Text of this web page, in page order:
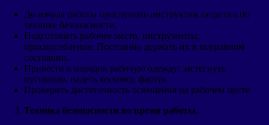
До начала работы прослушать инструктаж педагога по
технике безопасности.
Подготовить рабочее место, инструменты,
приспособления. Постоянно держать их в исправном
состоянии.
Привести в порядок рабочую одежду: застегнуть
пуговицы, надеть косынку, фартук.
Проверить достаточность освещения на рабочем месте.
Техника безопасности во время работы.